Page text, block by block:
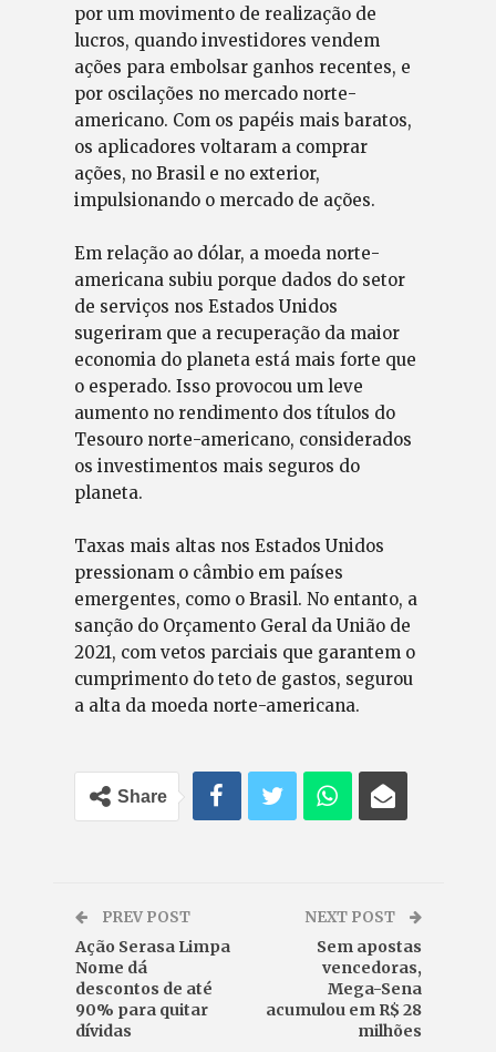
por um movimento de realização de
lucros, quando investidores vendem
ações para embolsar ganhos recentes, e
por oscilações no mercado norte-
americano. Com os papéis mais baratos,
os aplicadores voltaram a comprar
ações, no Brasil e no exterior,
impulsionando o mercado de ações.
Em relação ao dólar, a moeda norte-
americana subiu porque dados do setor
de serviços nos Estados Unidos
sugeriram que a recuperação da maior
economia do planeta está mais forte que
o esperado. Isso provocou um leve
aumento no rendimento dos títulos do
Tesouro norte-americano, considerados
os investimentos mais seguros do
planeta.
Taxas mais altas nos Estados Unidos
pressionam o câmbio em países
emergentes, como o Brasil. No entanto, a
sanção do Orçamento Geral da União de
2021, com vetos parciais que garantem o
cumprimento do teto de gastos, segurou
a alta da moeda norte-americana.
Share
PREV POST
Ação Serasa Limpa
Nome dá
descontos de até
90% para quitar
dívidas
NEXT POST
Sem apostas
vencedoras,
Mega-Sena
acumulou em R$ 28
milhões